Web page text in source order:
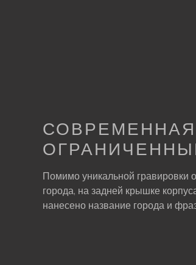
СОВРЕМЕННАЯ
Помимо уникальной гравировки
города, на задней крышке
нанесено название города и